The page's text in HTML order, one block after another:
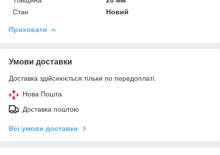
Стан
Новий
Приховати
Умови доставки
Доставка здійснюється тільки по передоплаті.
Нова Пошта
Доставка поштою
Всі умови доставки